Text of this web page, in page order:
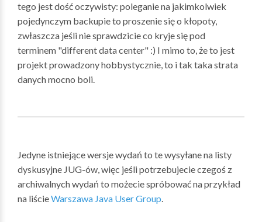
tego jest dość oczywisty: poleganie na jakimkolwiek
pojedynczym backupie to proszenie się o kłopoty,
zwłaszcza jeśli nie sprawdzicie co kryje się pod
terminem "different data center" :) I mimo to, że to jest
projekt prowadzony hobbystycznie, to i tak taka strata
danych mocno boli.
Jedyne istniejące wersje wydań to te wysyłane na listy
dyskusyjne JUG-ów, więc jeśli potrzebujecie czegoś z
archiwalnych wydań to możecie spróbować na przykład
na liścieWarszawa Java User Group.